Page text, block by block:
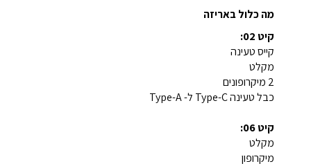
מה כלול באריזה
קיט 02:
קייס טעינה
מקלט
2 מיקרופונים
כבל טעינה Type-C ל- Type-A
קיט 06:
מקלט
מיקרופון